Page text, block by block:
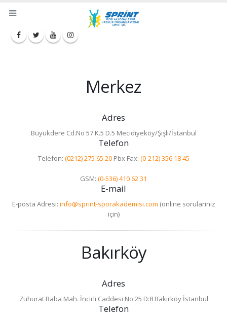
Merkez
Adres
Büyükdere Cd.No 57 K.5 D.5 Mecidiyeköy/Şişli/İstanbul
Telefon
Telefon: (0212) 275 65 20Pbx Fax: (0-212) 356 18 45
GSM: (0-536) 410 62 31
E-mail
E-posta Adresi: info@sprint-sporakademisi.com (online sorulariniz
için)
Bakırköy
Adres
Zuhurat Baba Mah. İncirli Caddesi No:25 D:8 Bakırköy İstanbul
Telefon